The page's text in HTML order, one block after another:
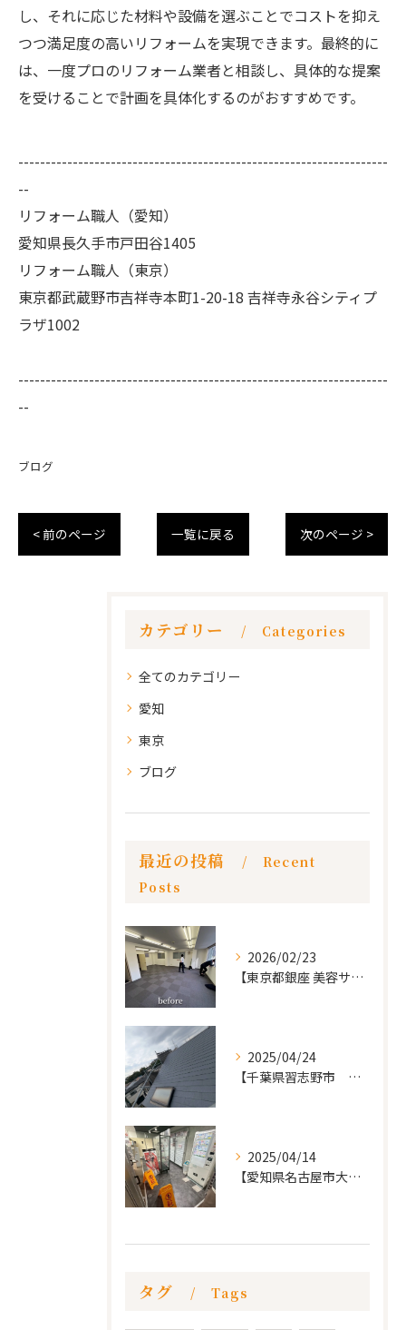
し、それに応じた材料や設備を選ぶことでコストを抑え
つつ満足度の高いリフォームを実現できます。最終的に
は、一度プロのリフォーム業者と相談し、具体的な提案
を受けることで計画を具体化するのがおすすめです。
--------------------------------------------------------------------
--
リフォーム職人（愛知）
愛知県長久手市戸田谷1405
リフォーム職人（東京）
東京都武蔵野市吉祥寺本町1-20-18 吉祥寺永谷シティプ
ラザ1002
--------------------------------------------------------------------
--
ブログ
< 前のページ 一覧に戻る 次のページ >
カテゴリー Categories
全てのカテゴリー
愛知
東京
ブログ
最近の投稿
Recent
Posts
2026/02/23
【東京都銀座 美容サロン店舗工事】
2025/04/24
【千葉県習志野市 戸建て 屋根の葺き替え工事】
2025/04/14
【愛知県名古屋市大須 カードショップ屋のリノベーション
タグ Tags